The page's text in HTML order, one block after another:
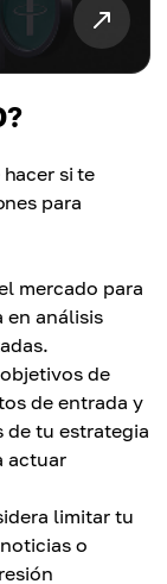
si te
para
mercado para
en análisis
de
de entrada y
de tu estrategia
actuar
limitar tu
o